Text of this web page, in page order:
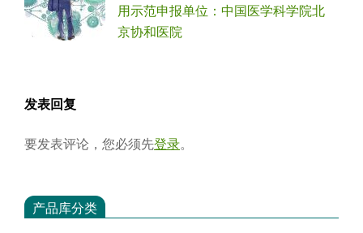
用示范申报单位：中国医学科学院北
京协和医院
发表回复
要发表评论，您必须先登录。
产品库分类